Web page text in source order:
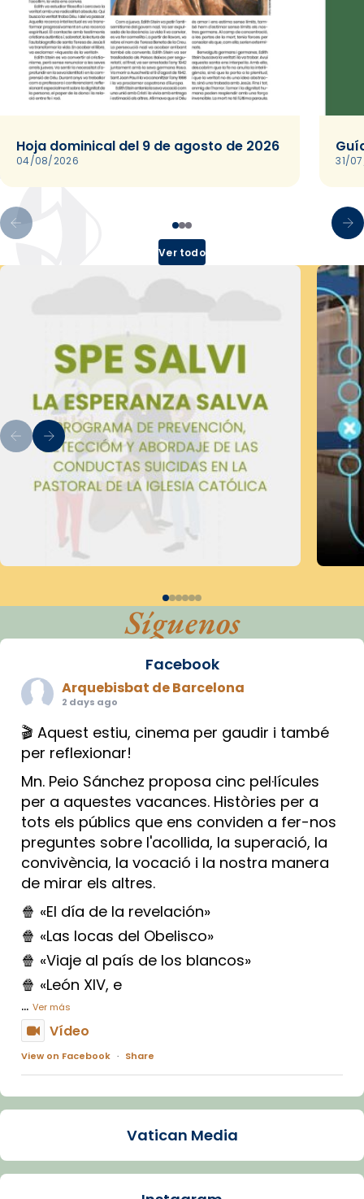
Hoja dominical del 9 de agosto de 2026
04/08/2026 31/
Ver todo
Síguenos
Facebook
Arquebisbat de Barcelona
2 days ago
🎬 Aquest estiu, cinema per gaudir i també
per reflexionar!
Mn. Peio Sánchez proposa cinc pel·lícules
per a aquestes vacances. Històries per a
tots els públics que ens conviden a fer-nos
preguntes sobre l'acollida, la superació, la
convivència, la vocació i la nostra manera
de mirar els altres.
🍿 «El día de la revelación»
🍿 «Las locas del Obelisco»
🍿 «Viaje al país de los blancos»
🍿 «León XIV, e
... Ver más
Vídeo
View on Facebook · Share
Arquebisbat de Barcelona
La Carmina va patir depressió. Fa gairebé
dos mesos, a l'Estadi Lluís Companys, la
Vatican Media